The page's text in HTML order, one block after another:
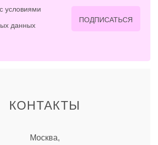
условиями
данных
ПОДПИСАТЬСЯ
КОНТАКТЫ
Москва,